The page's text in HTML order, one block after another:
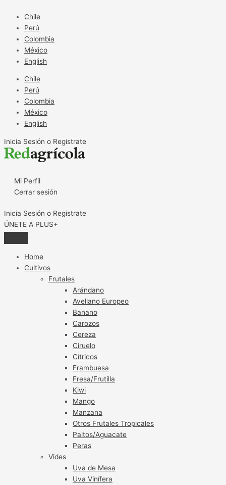
contenido
Chile
Perú
Colombia
México
English
Chile
Perú
Colombia
México
English
Inicia Sesión o Registrate
Mi Perfil
Cerrar sesión
Inicia Sesión o Registrate
ÚNETE A PLUS+
Home
Cultivos
Frutales
Arándano
Avellano Europeo
Banano
Carozos
Cereza
Ciruelo
Cítricos
Frambuesa
Fresa/Frutilla
Kiwi
Mango
Manzana
Otros Frutales Tropicales
Paltos/Aguacate
Peras
Vides
Uva de Mesa
Uva Vinífera